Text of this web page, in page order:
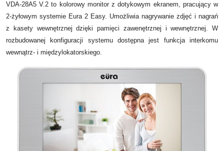
VDA-28A5 V.2 to kolorowy monitor z dotykowym ekranem, pracujący w
2-żyłowym systemie Eura 2 Easy. Umożliwia nagrywanie zdjęć i nagrań
z kasety wewnętrznej dzięki pamięci zawenętrznej i wewnętrznej. W
rozbudowanej konfiguracji systemu dostępna jest funkcja interkomu
wewnątrz- i międzylokatorskiego.